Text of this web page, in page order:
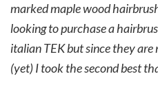
marked maple wood
looking to purchase a
italian TEK but since they are
(yet) I took the second best